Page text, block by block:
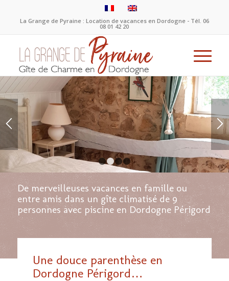
La Grange de Pyraine : Location de vacances en Dordogne - Tél. 06
08 01 42 20
1 2 3 4
De merveilleuses vacances en famille ou
entre amis dans un gîte climatisé de 9
personnes avec piscine en Dordogne Périgord
Une douce parenthèse en
Dordogne Périgord…